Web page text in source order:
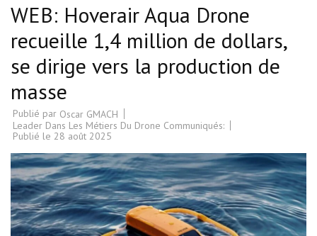
WEB: Hoverair Aqua Drone
recueille 1,4 million de dollars,
se dirige vers la production de
masse
Publié par Oscar GMACH
Leader Dans Les Métiers Du Drone Communiqués:
Publié le 28 août 2025